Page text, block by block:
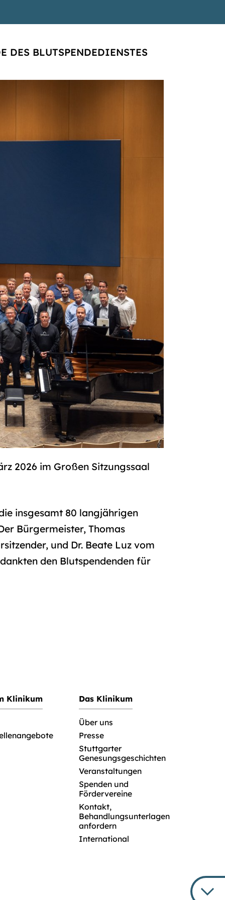
DES BLUTSPENDEDIENSTES
2026 im Großen Sitzungssaal
insgesamt 80 langjährigen
Bürgermeister, Thomas
und Dr. Beate Luz vom
den Blutspendenden für
Klinikum Das Klinikum
Über uns
Presse
Stuttgarter
Genesungsgeschichten
Veranstaltungen
Spenden und
Fördervereine
Kontakt,
Behandlungsunterlagen
anfordern
International